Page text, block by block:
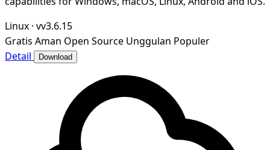
Linux · vv3.6.15
Gratis Aman Open Source Unggulan Populer
Detail
Download